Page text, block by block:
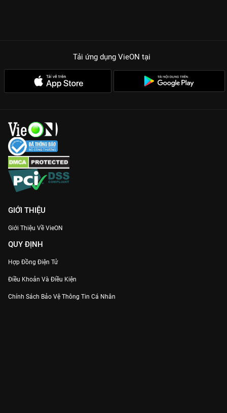
Tải ứng dụng VieON tại
GIỚI THIỆU
Giới Thiệu Về VieON
QUY ĐỊNH
Hợp Đồng Điện Tử
Điều Khoản Và Điều Kiện
Chính Sách Bảo Vệ Thông Tin Cá Nhân